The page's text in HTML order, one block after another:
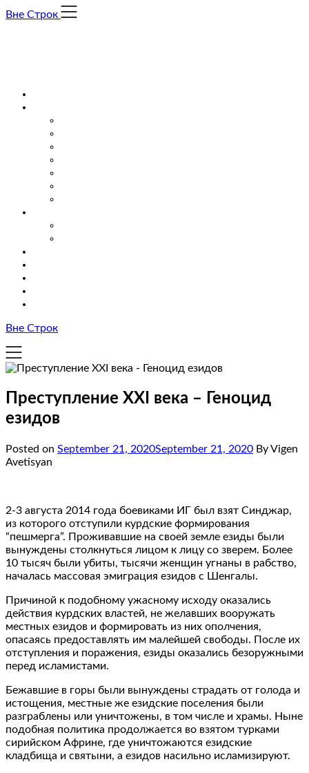
Skip
Вне Строк
Вне Строк
Преступление XXI века – Геноцид
езидов
Posted on September 21, 2020September 21, 2020 By Vigen
Avetisyan
2-3 августа 2014 года боевиками ИГ был взят Синджар,
из которого отступили курдские формирования
“пешмерга”. Проживавшие на своей земле езиды были
вынуждены столкнуться лицом к лицу со зверем. Более
10 тысяч были убиты, тысячи женщин угнаны в рабство,
началась массовая эмиграция езидов с Шенгалы.
Причиной к подобному ужасному исходу оказались
действия курдских властей, не желавших вооружать
местных езидов и формировать из них ополчения,
опасаясь предоставлять им малейшей свободы. После их
отступления и поражения, езиды оказались безоружными
перед исламистами.
Бежавшие в горы были вынуждены страдать от голода и
истощения, местные же езидские поселения были
разграблены или уничтожены, в том числе и храмы. Ныне
подобная политика продолжается во взятом турками
сирийском Африне, где уничтожаются езидские
кладбища и святыни, а езидов насильно исламизируют.